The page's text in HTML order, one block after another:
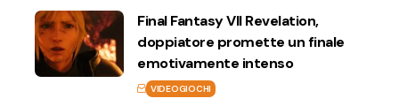
Final Fantasy VII Revelation,
doppiatore promette un finale
emotivamente intenso
VIDEOGIOCHI